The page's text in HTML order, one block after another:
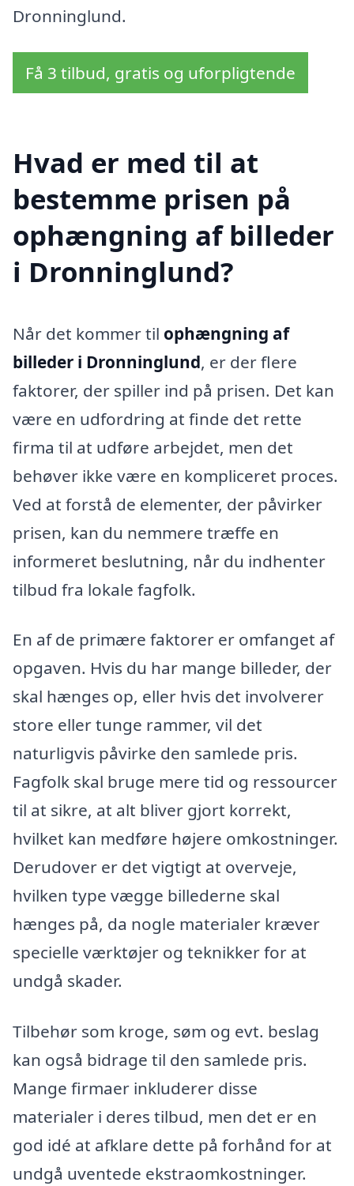
Dronninglund.
Få 3 tilbud, gratis og uforpligtende
Hvad er med til at
bestemme prisen på
ophængning af billeder
i Dronninglund?
Når det kommer til ophængning af
billeder i Dronninglund, er der flere
faktorer, der spiller ind på prisen. Det kan
være en udfordring at finde det rette
firma til at udføre arbejdet, men det
behøver ikke være en kompliceret proces.
Ved at forstå de elementer, der påvirker
prisen, kan du nemmere træffe en
informeret beslutning, når du indhenter
tilbud fra lokale fagfolk.
En af de primære faktorer er omfanget af
opgaven. Hvis du har mange billeder, der
skal hænges op, eller hvis det involverer
store eller tunge rammer, vil det
naturligvis påvirke den samlede pris.
Fagfolk skal bruge mere tid og ressourcer
til at sikre, at alt bliver gjort korrekt,
hvilket kan medføre højere omkostninger.
Derudover er det vigtigt at overveje,
hvilken type vægge billederne skal
hænges på, da nogle materialer kræver
specielle værktøjer og teknikker for at
undgå skader.
Tilbehør som kroge, søm og evt. beslag
kan også bidrage til den samlede pris.
Mange firmaer inkluderer disse
materialer i deres tilbud, men det er en
god idé at afklare dette på forhånd for at
undgå uventede ekstraomkostninger.